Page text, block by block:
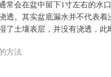
常会在盆中留下1寸左右的水
透。其实盆底漏水并不代表
了土壤表层，并没有浇透，此
方法